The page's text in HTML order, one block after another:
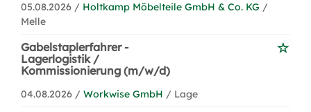
05.08.2026 / Holtkamp Möbelteile GmbH & Co. KG /
Melle
Gabelstaplerfahrer -
Lagerlogistik /
Kommissionierung (m/w/d)
04.08.2026 / Workwise GmbH / Lage